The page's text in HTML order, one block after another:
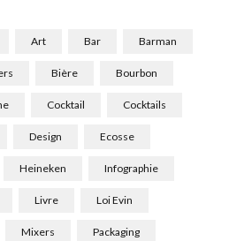
Art Bar Barman
Bière Bourbon
Cocktail Cocktails
Design Ecosse
Heineken Infographie
Livre Loi Evin
Mixers Packaging